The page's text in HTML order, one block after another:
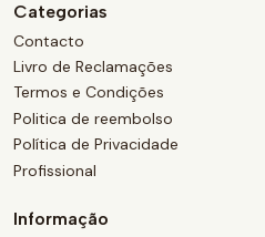
Categorias
Contacto
Livro de Reclamações
Termos e Condições
Politica de reembolso
Política de Privacidade
Profissional
Informação